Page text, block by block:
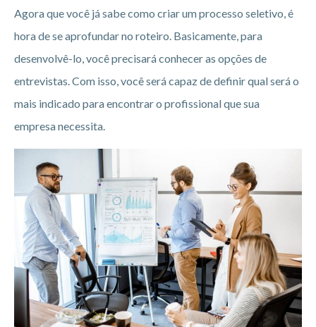
Agora que você já sabe como criar um processo seletivo, é
hora de se aprofundar no roteiro. Basicamente, para
desenvolvê-lo, você precisará conhecer as opções de
entrevistas. Com isso, você será capaz de definir qual será o
mais indicado para encontrar o profissional que sua
empresa necessita.